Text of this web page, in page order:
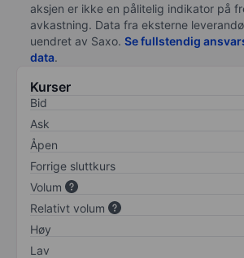
aksjen er ikke en pålitelig indikator på
avkastning. Data fra eksterne
uendret av Saxo. Se fullstendig
data.
Kurser
Bid
Ask
Åpen
Forrige sluttkurs
Volum
Relativt volum
Høy
Lav